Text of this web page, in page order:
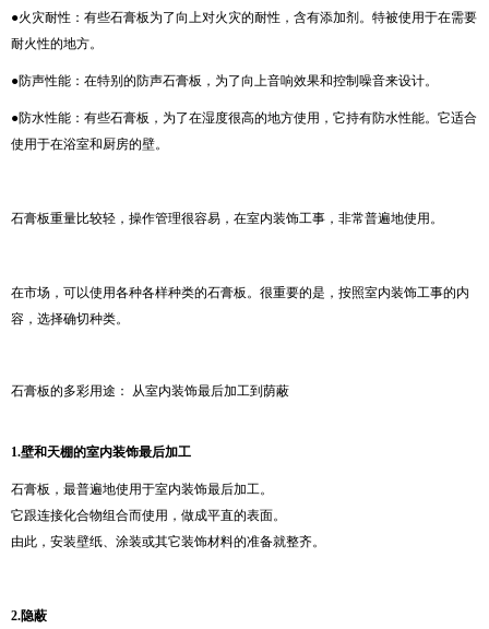
●火灾耐性：有些石膏板为了向上对火灾的耐性，含有添加剂。特被使用于在需要
耐火性的地方。
●防声性能：在特别的防声石膏板，为了向上音响效果和控制噪音来设计。
●防水性能：有些石膏板，为了在湿度很高的地方使用，它持有防水性能。它适合
使用于在浴室和厨房的壁。
石膏板重量比较轻，操作管理很容易，在室内装饰工事，非常普遍地使用。
在市场，可以使用各种各样种类的石膏板。很重要的是，按照室内装饰工事的内
容，选择确切种类。
石膏板的多彩用途： 从室内装饰最后加工到荫蔽
1.壁和天棚的室内装饰最后加工
石膏板，最普遍地使用于室内装饰最后加工。
它跟连接化合物组合而使用，做成平直的表面。
由此，安装壁纸、涂装或其它装饰材料的准备就整齐。
2.隐蔽